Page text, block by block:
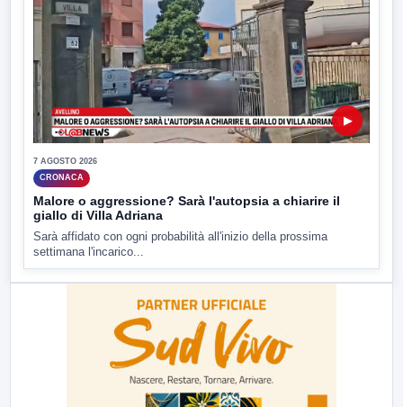
▶
7 AGOSTO 2026
CRONACA
Malore o aggressione? Sarà l'autopsia a chiarire il
giallo di Villa Adriana
Sarà affidato con ogni probabilità all'inizio della prossima
settimana l'incarico...